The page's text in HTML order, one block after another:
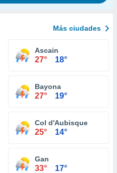
Más ciudades
Ascain
27° 18°
Bayona
27° 19°
Col d'Aubisque
25° 14°
Gan
33° 17°